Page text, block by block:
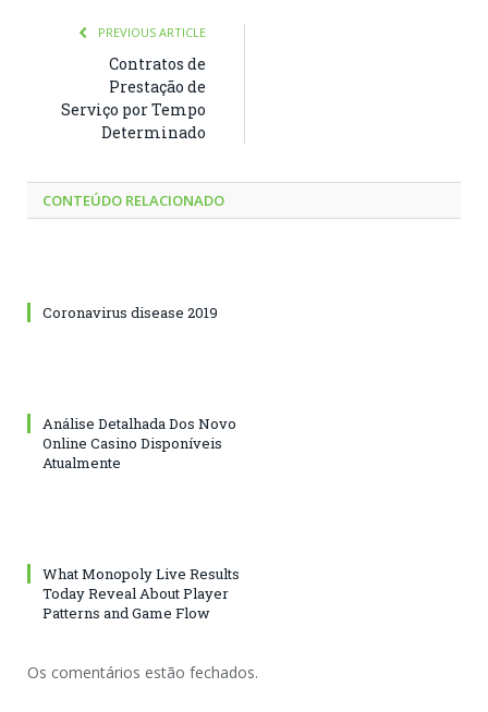
PREVIOUS ARTICLE
Contratos de
Prestação de
Serviço por Tempo
Determinado
CONTEÚDO RELACIONADO
Coronavirus disease 2019
Análise Detalhada Dos Novo
Online Casino Disponíveis
Atualmente
What Monopoly Live Results
Today Reveal About Player
Patterns and Game Flow
Os comentários estão fechados.